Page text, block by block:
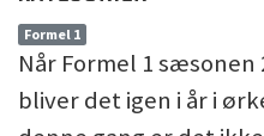
Formel 1
Når Formel 1 sæsonen
bliver det igen i år i